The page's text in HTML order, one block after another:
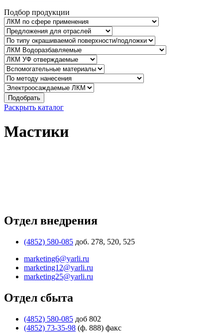
Подбор продукции
Подобрать
Раскрыть каталог
Мастики
Отдел внедрения
(4852) 580-085 доб. 278, 520, 525
marketing6@yarli.ru
marketing12@yarli.ru
marketing25@yarli.ru
Отдел сбыта
(4852) 580-085 доб 802
(4852) 73-35-98 (ф. 888) факс